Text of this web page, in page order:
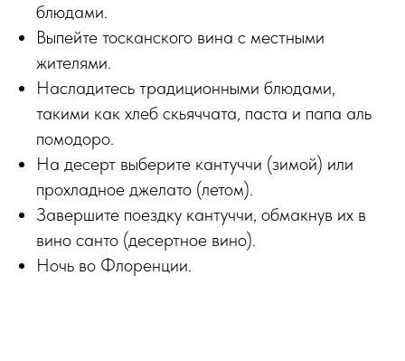
блюдами.
Выпейте тосканского вина с местными
жителями.
Насладитесь традиционными блюдами,
такими как хлеб скьяччата, паста и папа аль
помодоро.
На десерт выберите кантуччи (зимой) или
прохладное джелато (летом).
Завершите поездку кантуччи, обмакнув их в
вино санто (десертное вино).
Ночь во Флоренции.